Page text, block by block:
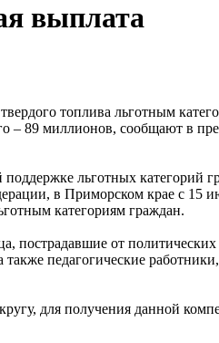
выплата
топлива льготным
– 89 миллионов, сообщают в
льготных категорий
в Приморском крае с 15
категориям граждан.
пострадавшие от политических
педагогические работники,
для получения данной